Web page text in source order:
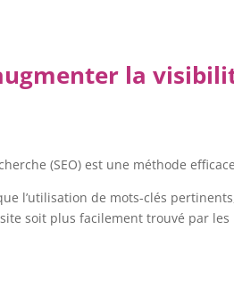
la
(SEO) est une méthode
l’utilisation de mots-clés
soit plus facilement trouvé par